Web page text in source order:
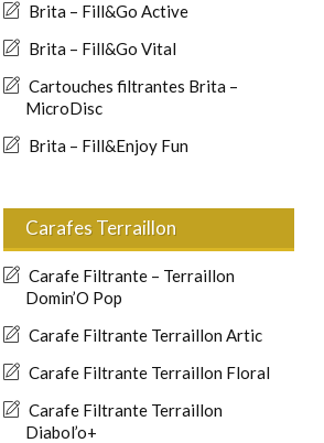
Brita – Fill&Go Active
Brita – Fill&Go Vital
Cartouches filtrantes Brita –
MicroDisc
Brita – Fill&Enjoy Fun
Carafes Terraillon
Carafe Filtrante – Terraillon
Domin’O Pop
Carafe Filtrante Terraillon Artic
Carafe Filtrante Terraillon Floral
Carafe Filtrante Terraillon
Diabol’o+